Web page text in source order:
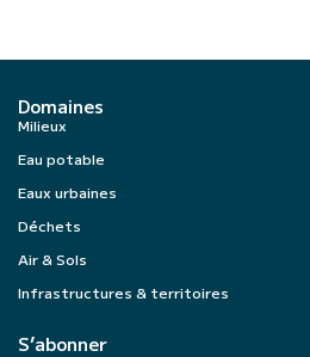
Domaines
Milieux
Eau potable
Eaux urbaines
Déchets
Air & Sols
Infrastructures & territoires
S’abonner